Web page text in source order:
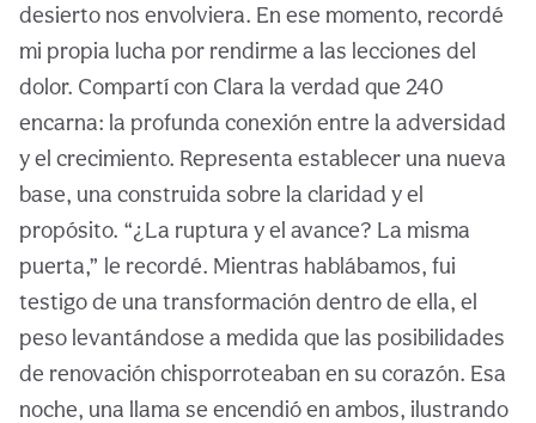
desierto nos envolviera. En ese momento, recordé
mi propia lucha por rendirme a las lecciones del
dolor. Compartí con Clara la verdad que 240
encarna: la profunda conexión entre la adversidad
y el crecimiento. Representa establecer una nueva
base, una construida sobre la claridad y el
propósito. “¿La ruptura y el avance? La misma
puerta,” le recordé. Mientras hablábamos, fui
testigo de una transformación dentro de ella, el
peso levantándose a medida que las posibilidades
de renovación chisporroteaban en su corazón. Esa
noche, una llama se encendió en ambos, ilustrando